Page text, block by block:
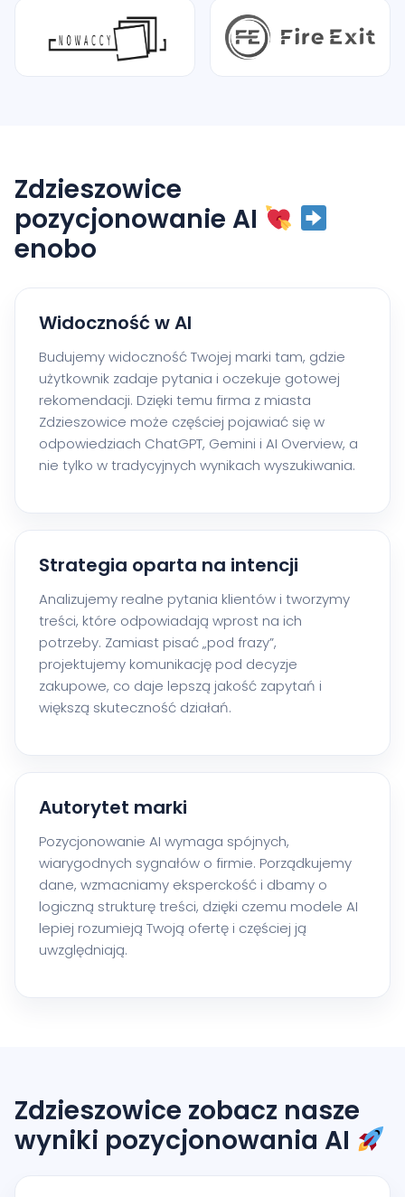
Zdzieszowice
pozycjonowanie AI
enobo
Widoczność w AI
Budujemy widoczność Twojej marki tam, gdzie
użytkownik zadaje pytania i oczekuje gotowej
rekomendacji. Dzięki temu firma z miasta
Zdzieszowice może częściej pojawiać się w
odpowiedziach ChatGPT, Gemini i AI Overview, a
nie tylko w tradycyjnych wynikach wyszukiwania.
Strategia oparta na intencji
Analizujemy realne pytania klientów i tworzymy
treści, które odpowiadają wprost na ich
potrzeby. Zamiast pisać „pod frazy”,
projektujemy komunikację pod decyzje
zakupowe, co daje lepszą jakość zapytań i
większą skuteczność działań.
Autorytet marki
Pozycjonowanie AI wymaga spójnych,
wiarygodnych sygnałów o firmie. Porządkujemy
dane, wzmacniamy eksperckość i dbamy o
logiczną strukturę treści, dzięki czemu modele AI
lepiej rozumieją Twoją ofertę i częściej ją
uwzględniają.
Zdzieszowice zobacz nasze
wyniki pozycjonowania AI